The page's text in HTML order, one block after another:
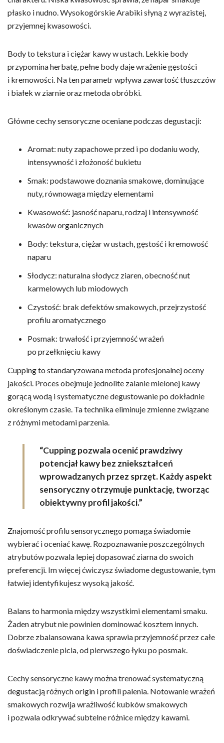
płasko i nudno. Wysokogórskie Arabiki słyną z wyrazistej,
przyjemnej kwasowości.
Body to tekstura i ciężar kawy w ustach. Lekkie body
przypomina herbatę, pełne body daje wrażenie gęstości
i kremowości. Na ten parametr wpływa zawartość tłuszczów
i białek w ziarnie oraz metoda obróbki.
Główne cechy sensoryczne oceniane podczas degustacji:
Aromat: nuty zapachowe przed i po dodaniu wody,
intensywność i złożoność bukietu
Smak: podstawowe doznania smakowe, dominujące
nuty, równowaga między elementami
Kwasowość: jasność naparu, rodzaj i intensywność
kwasów organicznych
Body: tekstura, ciężar w ustach, gęstość i kremowość
naparu
Słodycz: naturalna słodycz ziaren, obecność nut
karmelowych lub miodowych
Czystość: brak defektów smakowych, przejrzystość
profilu aromatycznego
Posmak: trwałość i przyjemność wrażeń
po przełknięciu kawy
Cupping to standaryzowana metoda profesjonalnej oceny
jakości. Proces obejmuje jednolite zalanie mielonej kawy
gorącą wodą i systematyczne degustowanie po dokładnie
określonym czasie. Ta technika eliminuje zmienne związane
z różnymi metodami parzenia.
“Cupping pozwala ocenić prawdziwy
potencjał kawy bez zniekształceń
wprowadzanych przez sprzęt. Każdy aspekt
sensoryczny otrzymuje punktację, tworząc
obiektywny profil jakości.”
Znajomość profilu sensorycznego pomaga świadomie
wybierać i oceniać kawę. Rozpoznawanie poszczególnych
atrybutów pozwala lepiej dopasować ziarna do swoich
preferencji. Im więcej ćwiczysz świadome degustowanie, tym
łatwiej identyfikujesz wysoką jakość.
Balans to harmonia między wszystkimi elementami smaku.
Żaden atrybut nie powinien dominować kosztem innych.
Dobrze zbalansowana kawa sprawia przyjemność przez całe
doświadczenie picia, od pierwszego łyku po posmak.
Cechy sensoryczne kawy można trenować systematyczną
degustacją różnych origin i profili palenia. Notowanie wrażeń
smakowych rozwija wrażliwość kubków smakowych
i pozwala odkrywać subtelne różnice między kawami.